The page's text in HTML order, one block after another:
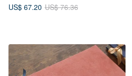
US$ 67.20 US$ 76.36